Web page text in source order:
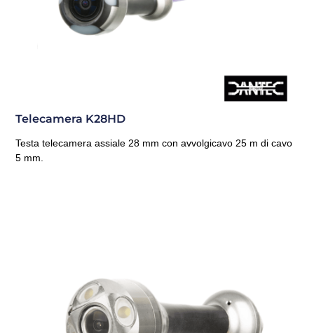
Telecamera K28HD
Testa telecamera assiale 28 mm con avvolgicavo 25 m di cavo
5 mm.